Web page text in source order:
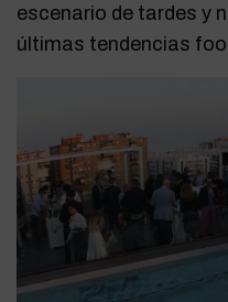
escenario de tardes y
últimas tendencias